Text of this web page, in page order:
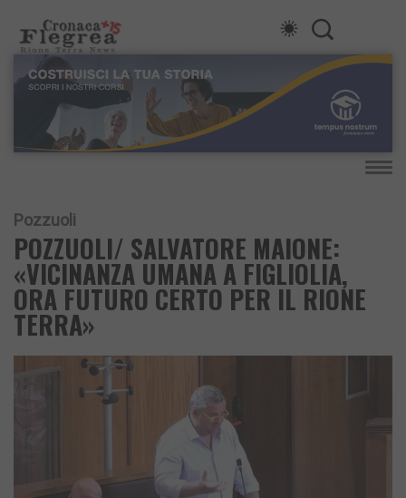
Pozzuoli
POZZUOLI/ SALVATORE MAIONE:
«VICINANZA UMANA A FIGLIOLIA,
ORA FUTURO CERTO PER IL RIONE
TERRA»